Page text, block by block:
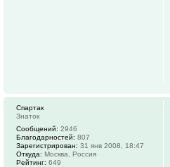
Спартак
Знаток
Сообщений: 2946
Благодарностей: 807
Зарегистрирован: 31 янв 2008, 18:47
Откуда: Москва, Россия
Рейтинг: 649